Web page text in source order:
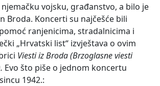
vojsku, građanstvo, a bilo je
Broda. Koncerti su najčešće bili
ranjenicima, stradalnicima i
„Hrvatski list“ izvještava o ovim
Viesti iz Broda(Brzoglasne viesti
Evo što piše o jednom koncertu
1942.: